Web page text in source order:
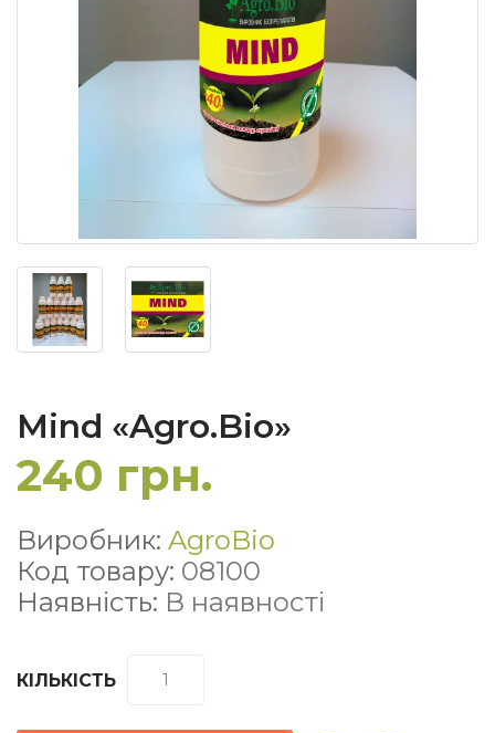
Mind «Agro.Bio»
240 грн.
Виробник: AgroBio
Код товару: 08100
Наявність: В наявності
КІЛЬКІСТЬ